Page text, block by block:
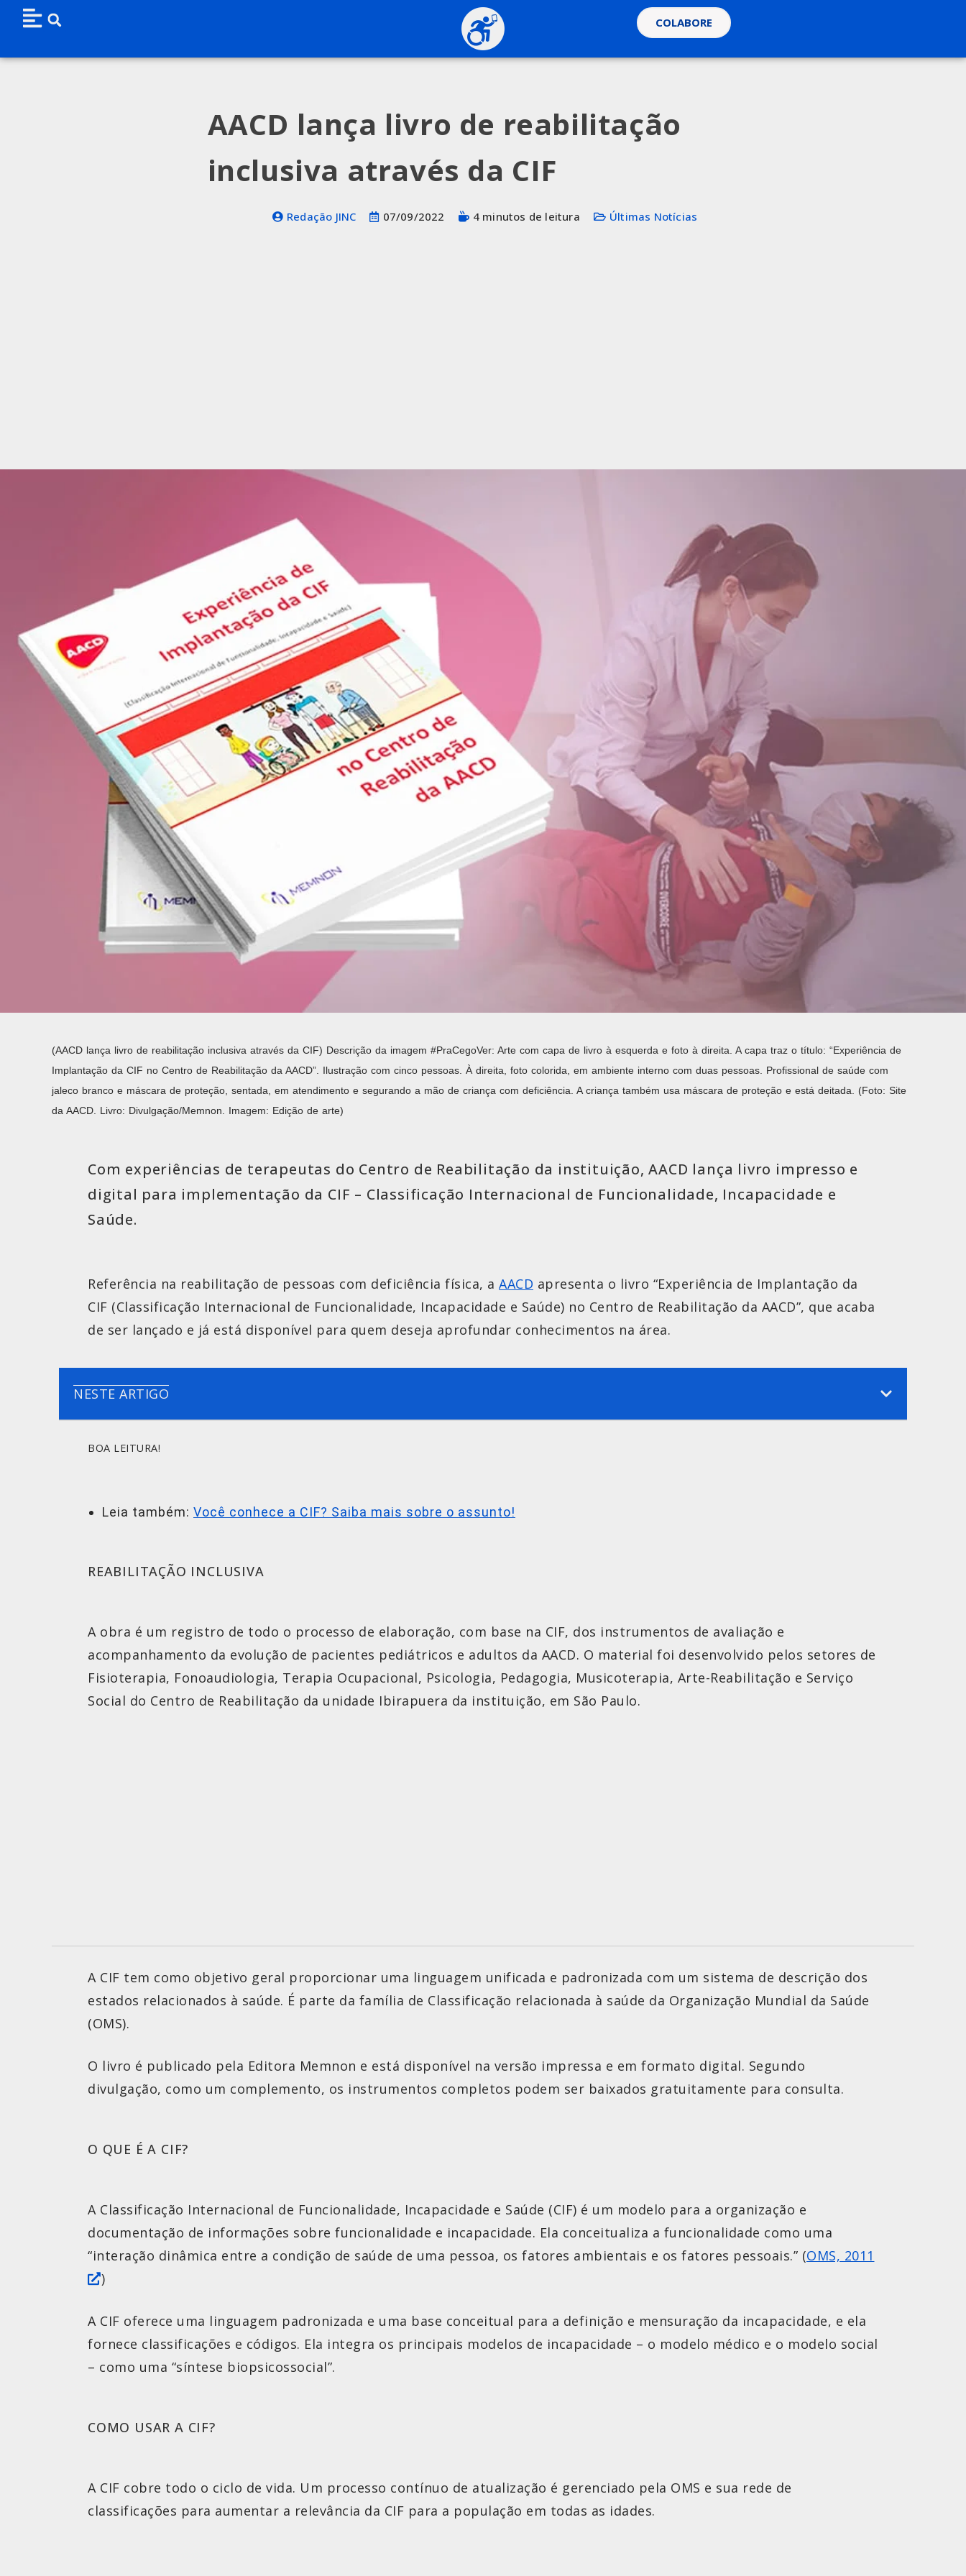
COLABORE
AACD lança livro de reabilitação
inclusiva através da CIF
Redação JINC 07/09/2022 4 minutos de leitura Últimas Notícias
(AACD lança livro de reabilitação inclusiva através da CIF) Descrição da imagem #PraCegoVer: Arte com capa de livro à esquerda e foto à direita. A capa traz o título: “Experiência de
Implantação da CIF no Centro de Reabilitação da AACD”. Ilustração com cinco pessoas. À direita, foto colorida, em ambiente interno com duas pessoas. Profissional de saúde com
jaleco branco e máscara de proteção, sentada, em atendimento e segurando a mão de criança com deficiência. A criança também usa máscara de proteção e está deitada. (Foto: Site
da AACD. Livro: Divulgação/Memnon. Imagem: Edição de arte)
Com experiências de terapeutas do Centro de Reabilitação da instituição, AACD lança livro impresso e
digital para implementação da CIF – Classificação Internacional de Funcionalidade, Incapacidade e
Saúde.
Referência na reabilitação de pessoas com deficiência física, a AACD apresenta o livro “Experiência de Implantação da
CIF (Classificação Internacional de Funcionalidade, Incapacidade e Saúde) no Centro de Reabilitação da AACD”, que acaba
de ser lançado e já está disponível para quem deseja aprofundar conhecimentos na área.
NESTE ARTIGO
BOA LEITURA!
Leia também: Você conhece a CIF? Saiba mais sobre o assunto!
REABILITAÇÃO INCLUSIVA
A obra é um registro de todo o processo de elaboração, com base na CIF, dos instrumentos de avaliação e
acompanhamento da evolução de pacientes pediátricos e adultos da AACD. O material foi desenvolvido pelos setores de
Fisioterapia, Fonoaudiologia, Terapia Ocupacional, Psicologia, Pedagogia, Musicoterapia, Arte-Reabilitação e Serviço
Social do Centro de Reabilitação da unidade Ibirapuera da instituição, em São Paulo.
A CIF tem como objetivo geral proporcionar uma linguagem unificada e padronizada com um sistema de descrição dos
estados relacionados à saúde. É parte da família de Classificação relacionada à saúde da Organização Mundial da Saúde
(OMS).
O livro é publicado pela Editora Memnon e está disponível na versão impressa e em formato digital. Segundo
divulgação, como um complemento, os instrumentos completos podem ser baixados gratuitamente para consulta.
O QUE É A CIF?
A Classificação Internacional de Funcionalidade, Incapacidade e Saúde (CIF) é um modelo para a organização e
documentação de informações sobre funcionalidade e incapacidade. Ela conceitualiza a funcionalidade como uma
“interação dinâmica entre a condição de saúde de uma pessoa, os fatores ambientais e os fatores pessoais.” (OMS, 2011
)
A CIF oferece uma linguagem padronizada e uma base conceitual para a definição e mensuração da incapacidade, e ela
fornece classificações e códigos. Ela integra os principais modelos de incapacidade – o modelo médico e o modelo social
– como uma “síntese biopsicossocial”.
COMO USAR A CIF?
A CIF cobre todo o ciclo de vida. Um processo contínuo de atualização é gerenciado pela OMS e sua rede de
classificações para aumentar a relevância da CIF para a população em todas as idades.